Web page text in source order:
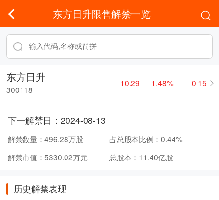
东方日升限售解禁一览
东方日升
300118
10.29 1.48% 0.15
下一解禁日： 2024-08-13
解禁数量： 496.28万股 占总股本比例： 0.44%
解禁市值： 5330.02万元 总股本： 11.40亿股
历史解禁表现